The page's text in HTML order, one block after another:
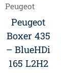
Peugeot
Peugeot
Boxer 435
– BlueHDi
165 L2H2